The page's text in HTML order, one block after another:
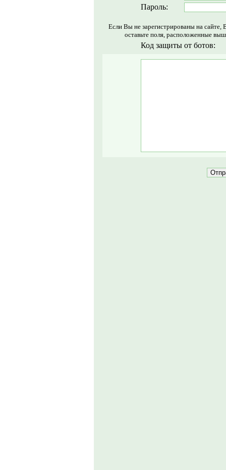
Пароль:
Если Вы не зарегистрированы на
оставьте поля, расположенные
Код защиты от ботов: